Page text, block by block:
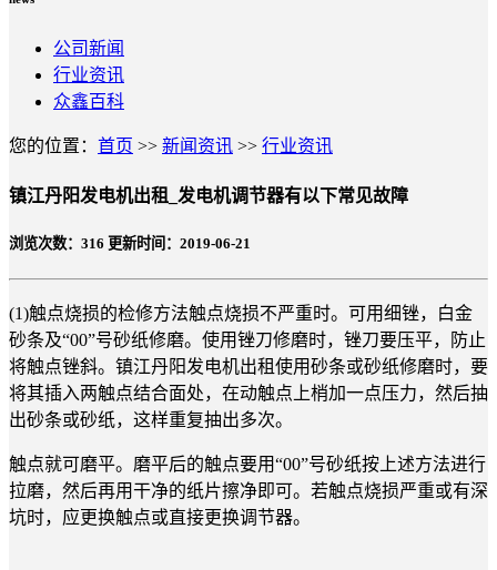
公司新闻
行业资讯
众鑫百科
您的位置： 首页 >> 新闻资讯 >> 行业资讯
镇江丹阳发电机出租_发电机调节器有以下常见故障
浏览次数： 316 更新时间：2019-06-21
(1)触点烧损的检修方法触点烧损不严重时。可用细锉，白金
砂条及“00”号砂纸修磨。使用锉刀修磨时，锉刀要压平，防止
将触点锉斜。镇江丹阳发电机出租使用砂条或砂纸修磨时，要
将其插入两触点结合面处，在动触点上梢加一点压力，然后抽
出砂条或砂纸，这样重复抽出多次。
触点就可磨平。磨平后的触点要用“00”号砂纸按上述方法进行
拉磨，然后再用干净的纸片擦净即可。若触点烧损严重或有深
坑时，应更换触点或直接更换调节器。